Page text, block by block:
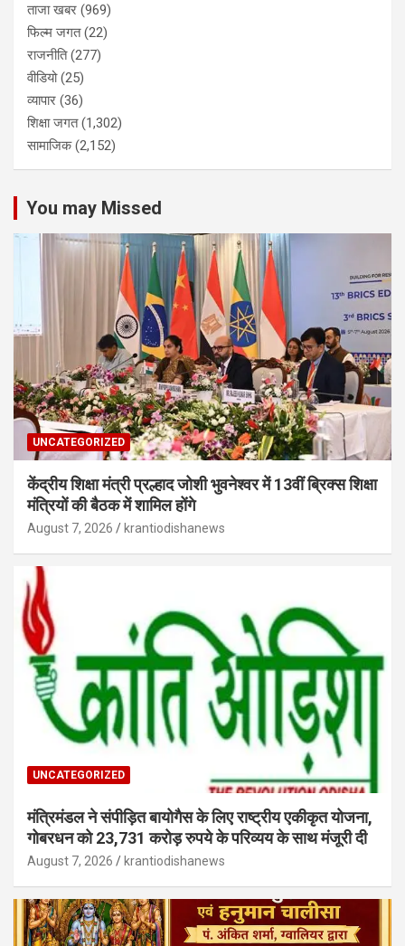
ताजा खबर (969)
फिल्म जगत(22)
राजनीति(277)
वीडियो(25)
व्यापार (36)
शिक्षा जगत(1,302)
सामाजिक(2,152)
You may Missed
UNCATEGORIZED
केंद्रीय शिक्षा मंत्री प्रल्हाद जोशी भुवनेश्वर में 13वीं ब्रिक्स शिक्षा
मंत्रियों की बैठक में शामिल होंगे
August 7, 2026 krantiodishanews
UNCATEGORIZED
मंत्रिमंडल ने संपीड़ित बायोगैस के लिए राष्ट्रीय एकीकृत योजना,
गोबरधन को 23,731 करोड़ रुपये के परिव्यय के साथ मंजूरी दी
August 7, 2026 krantiodishanews